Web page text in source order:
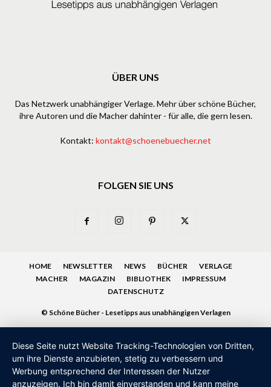
ÜBER UNS
Das Netzwerk unabhängiger Verlage. Mehr über schöne Bücher,
ihre Autoren und die Macher dahinter - für alle, die gern lesen.
Kontakt: kontakt@schoenebuecher.net
FOLGEN SIE UNS
HOME NEWSLETTER NEWS BÜCHER
VERLAGE
MACHER
MAGAZIN BIBLIOTHEK
IMPRESSUM
DATENSCHUTZ
© Schöne Bücher - Lesetipps aus unabhängigen Verlagen
Diese Seite nutzt Website Tracking-Technologien von Dritten,
um ihre Dienste anzubieten, stetig zu verbessern und
Werbung entsprechend der Interessen der Nutzer
anzuzeigen. Ich bin damit einverstanden und kann meine